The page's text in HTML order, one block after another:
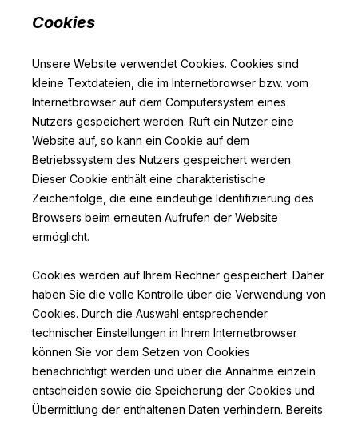
Cookies
Unsere Website verwendet Cookies. Cookies sind
kleine Textdateien, die im Internetbrowser bzw. vom
Internetbrowser auf dem Computersystem eines
Nutzers gespeichert werden. Ruft ein Nutzer eine
Website auf, so kann ein Cookie auf dem
Betriebssystem des Nutzers gespeichert werden.
Dieser Cookie enthält eine charakteristische
Zeichenfolge, die eine eindeutige Identifizierung des
Browsers beim erneuten Aufrufen der Website
ermöglicht.
Cookies werden auf Ihrem Rechner gespeichert. Daher
haben Sie die volle Kontrolle über die Verwendung von
Cookies. Durch die Auswahl entsprechender
technischer Einstellungen in Ihrem Internetbrowser
können Sie vor dem Setzen von Cookies
benachrichtigt werden und über die Annahme einzeln
entscheiden sowie die Speicherung der Cookies und
Übermittlung der enthaltenen Daten verhindern. Bereits